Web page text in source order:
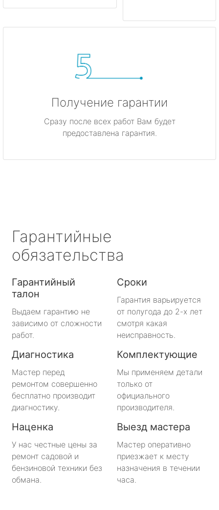
Получение гарантии
Сразу после всех работ Вам будет
предоставлена гарантия.
Гарантийные
обязательства
Гарантийный
талон
Выдаем гарантию не
зависимо от сложности
работ.
Сроки
Гарантия варьируется
от полугода до 2-х лет
смотря какая
неисправность.
Диагностика
Мастер перед
ремонтом совершенно
бесплатно производит
диагностику.
Комплектующие
Мы применяем детали
только от
официального
производителя.
Наценка
У нас честные цены за
ремонт садовой и
бензиновой техники без
обмана.
Выезд мастера
Мастер оперативно
приезжает к месту
назначения в течении
часа.